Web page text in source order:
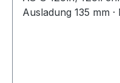
Ausladung 135 mm